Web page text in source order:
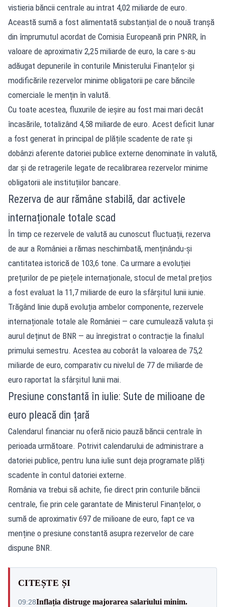
vistieria băncii centrale au intrat 4,02 miliarde de euro.
Această sumă a fost alimentată substanțial de o nouă tranșă
din împrumutul acordat de Comisia Europeană prin PNRR, în
valoare de aproximativ 2,25 miliarde de euro, la care s-au
adăugat depunerile în conturile Ministerului Finanțelor și
modificările rezervelor minime obligatorii pe care băncile
comerciale le mențin în valută.
Cu toate acestea, fluxurile de ieșire au fost mai mari decât
încasările, totalizând 4,58 miliarde de euro. Acest deficit lunar
a fost generat în principal de plățile scadente de rate și
dobânzi aferente datoriei publice externe denominate în valută,
dar și de retragerile legate de recalibrarea rezervelor minime
obligatorii ale instituțiilor bancare.
Rezerva de aur rămâne stabilă, dar activele
internaționale totale scad
În timp ce rezervele de valută au cunoscut fluctuații, rezerva
de aur a României a rămas neschimbată, menținându-și
cantitatea istorică de 103,6 tone. Ca urmare a evoluției
prețurilor de pe piețele internaționale, stocul de metal prețios
a fost evaluat la 11,7 miliarde de euro la sfârșitul lunii iunie.
Trăgând linie după evoluția ambelor componente, rezervele
internaționale totale ale României — care cumulează valuta și
aurul deținut de BNR — au înregistrat o contracție la finalul
primului semestru. Acestea au coborât la valoarea de 75,2
miliarde de euro, comparativ cu nivelul de 77 de miliarde de
euro raportat la sfârșitul lunii mai.
Presiune constantă în iulie: Sute de milioane de
euro pleacă din țară
Calendarul financiar nu oferă nicio pauză băncii centrale în
perioada următoare. Potrivit calendarului de administrare a
datoriei publice, pentru luna iulie sunt deja programate plăți
scadente în contul datoriei externe.
România va trebui să achite, fie direct prin conturile băncii
centrale, fie prin cele garantate de Ministerul Finanțelor, o
sumă de aproximativ 697 de milioane de euro, fapt ce va
menține o presiune constantă asupra rezervelor de care
dispune BNR.
CITEȘTE ȘI
09:28Inflația distruge majorarea salariului minim.